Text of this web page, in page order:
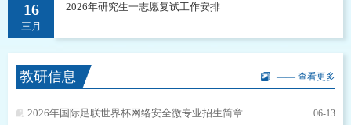
16
三月
2026年研究生一志愿复试工作安排
教研信息 —— 查看更多
2026年国际足联世界杯网络安全微专业招生简章 06-13